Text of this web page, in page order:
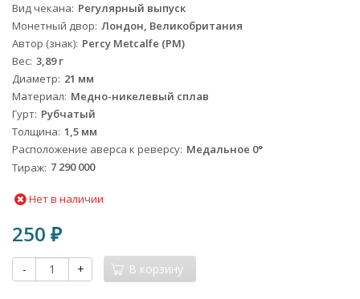
Вид чекана Регулярный выпуск
Монетный двор Лондон, Великобритания
Автор (знак) Percy Metcalfe (PM)
Вес 3,89 г
Диаметр 21 мм
Материал Медно-никелевый сплав
Гурт Рубчатый
Толщина 1,5 мм
Расположение аверса к реверсу Медальное 0°
Тираж 7 290 000
Нет в наличии
250 ₽
- + В корзину